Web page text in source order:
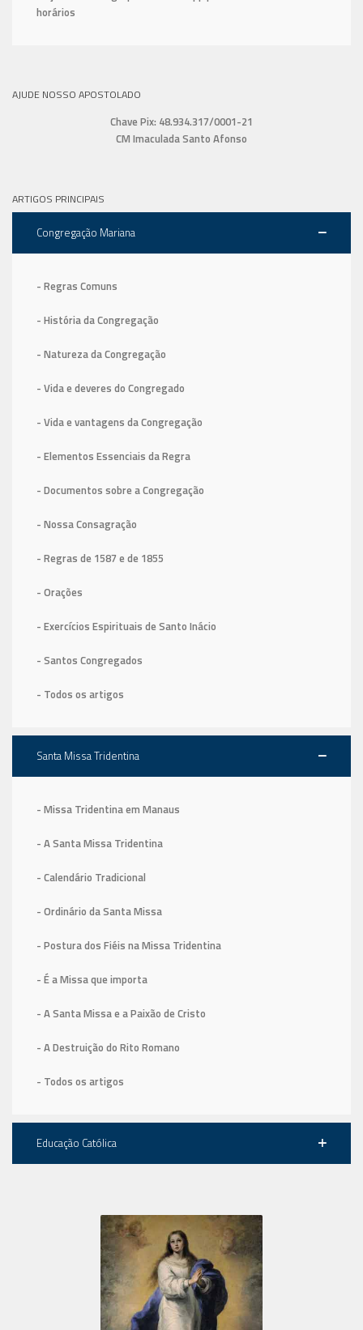
horários
AJUDE NOSSO APOSTOLADO
Chave Pix: 48.934.317/0001-21
CM Imaculada Santo Afonso
ARTIGOS PRINCIPAIS
Congregação Mariana
- Regras Comuns
- História da Congregação
- Natureza da Congregação
- Vida e deveres do Congregado
- Vida e vantagens da Congregação
- Elementos Essenciais da Regra
- Documentos sobre a Congregação
- Nossa Consagração
- Regras de 1587 e de 1855
- Orações
- Exercícios Espirituais de Santo Inácio
- Santos Congregados
- Todos os artigos
Santa Missa Tridentina
- Missa Tridentina em Manaus
- A Santa Missa Tridentina
- Calendário Tradicional
- Ordinário da Santa Missa
- Postura dos Fiéis na Missa Tridentina
- É a Missa que importa
- A Santa Missa e a Paixão de Cristo
- A Destruição do Rito Romano
- Todos os artigos
Educação Católica